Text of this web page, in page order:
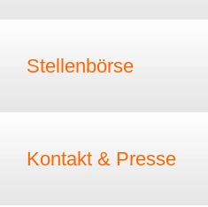
Stellenbörse
Kontakt & Presse